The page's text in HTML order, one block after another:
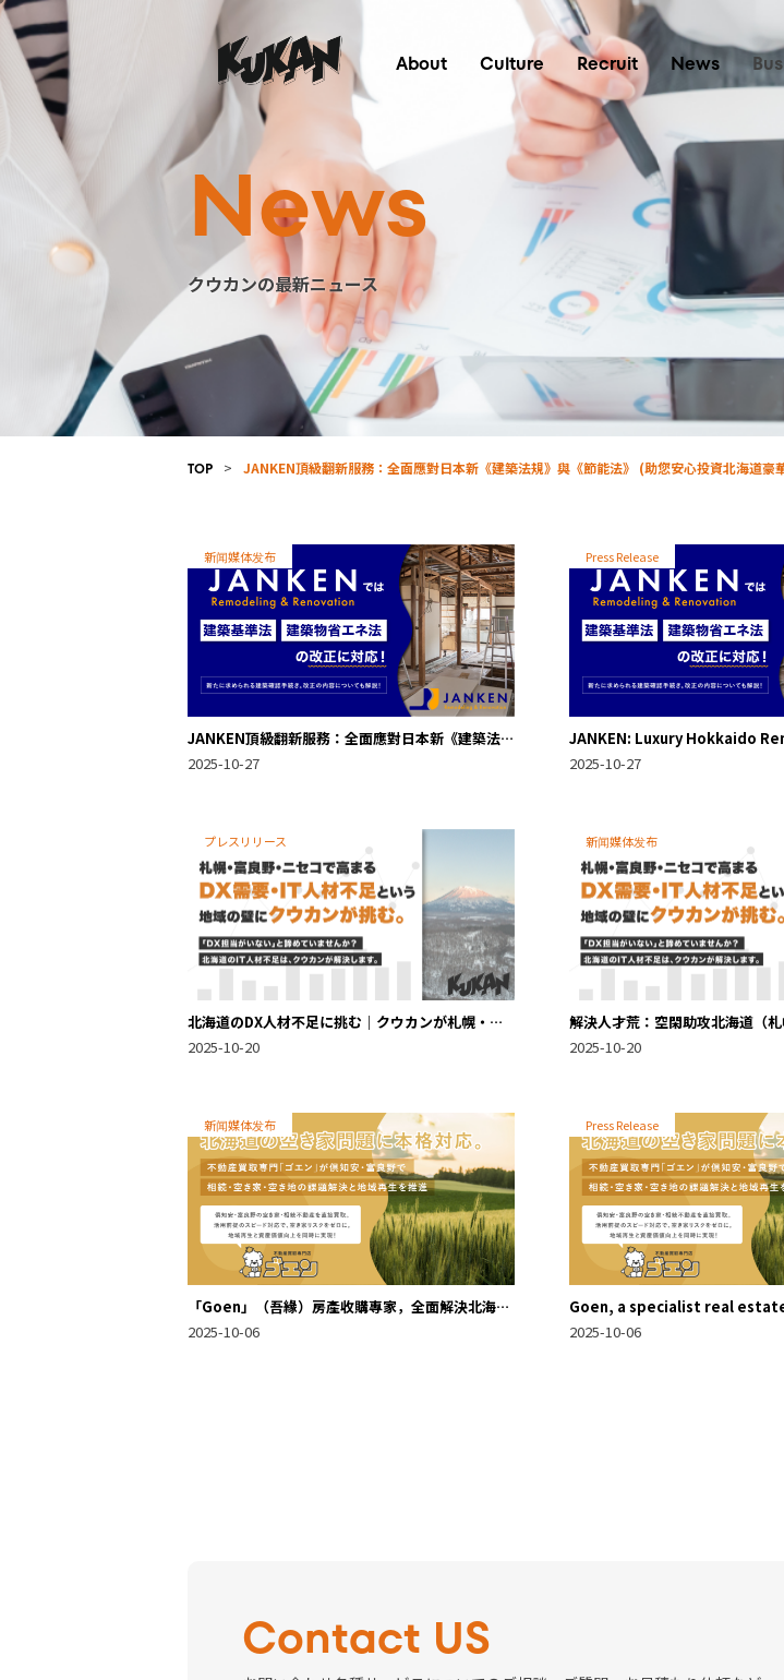
About Culture Recruit News
News
クウカンの最新ニュース
TOP > JANKEN頂級翻新服務：全面應對日本新《建築法規》與《節能法》 (助您安心投資北海道豪
新闻媒体发布
JANKEN頂級翻新服務：全面應對日本新《建築法
規》與《節能法》 (助您安心投資北海道豪華地產)
2025-10-27
Press Release
JANKEN: Luxury Hokkaido
Compliant with New Building/
2025-10-27
プレスリリース
北海道のDX人材不足に挑む｜クウカンが札幌・富
良野・ニセコで中小企業のデジタル化を支援
2025-10-20
新闻媒体发布
解決人才荒：空閑助攻北海道（
谷）中小企數位轉型
2025-10-20
新闻媒体发布
「Goen」（吾緣）房產收購專家，全面解決北海道
空置房產問題。專注俱知安、富良野地區，推進資產
2025-10-06
Press Release
Goen, a specialist real
decisive action on
2025-10-06
Contact US